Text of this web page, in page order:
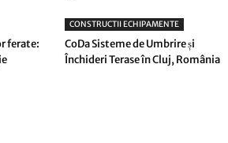
ferate:
CONSTRUCTII ECHIPAMENTE
CoDa Sisteme de Umbrire și
Închideri Terase în Cluj, România